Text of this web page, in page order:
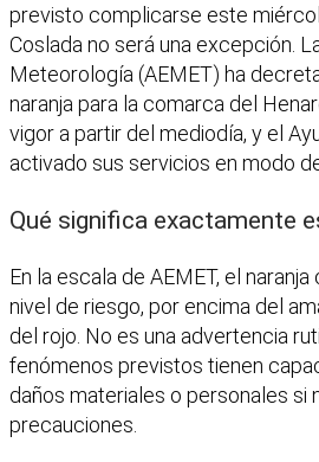
previsto complicarse este
Coslada no será una excepción.
Meteorología (AEMET) ha
naranja para la comarca del
vigor a partir del mediodía, y el
activado sus servicios en modo
Qué significa exactamente
En la escala de AEMET, el
nivel de riesgo, por encima del
del rojo. No es una advertencia
fenómenos previstos tienen
daños materiales o personales si
precauciones.